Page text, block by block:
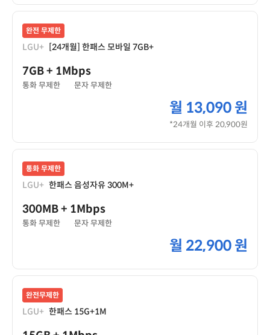
완전 무제한
LGU+ [24개월] 한패스 모바일 7GB+
7GB+ 1Mbps
통화 무제한 문자 무제한
월 13,090 원
*24개월 이후 20,900원
통화 무제한
LGU+ 한패스 음성자유 300M+
300MB+ 1Mbps
통화 무제한 문자 무제한
월 22,900 원
완전무제한
LGU+ 한패스 15G+1M